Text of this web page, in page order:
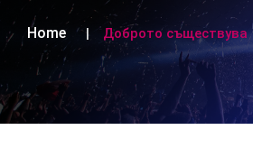
Home Доброто съществува